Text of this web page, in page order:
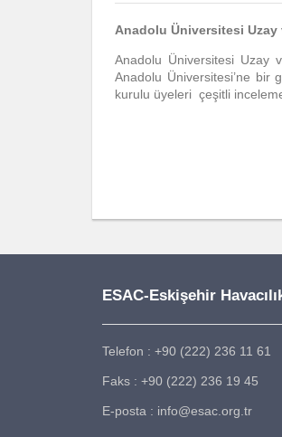
Anadolu Üniversitesi Uzay
Anadolu Üniversitesi Uzay
Anadolu Üniversitesi’ne bir
kurulu üyeleri çeşitli
ESAC-Eskişehir
Telefon : +90 (222) 236 11 61
Faks : +90 (222) 236 19 45
E-posta : info@esac.org.tr